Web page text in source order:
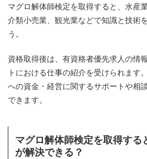
マグロ解体師検定を取得すると、水産
介類小売業、観光業などで知識と技術
う。
資格取得後は、有資格者優先求人の情
トにおける仕事の紹介を受けられます
への資金・経営に関するサポートや相
できます。
マグロ解体師検定を取得する
が解決できる？